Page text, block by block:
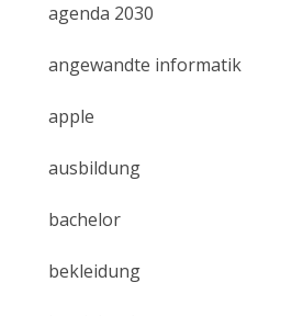
agenda 2030
angewandte informatik
apple
ausbildung
bachelor
bekleidung